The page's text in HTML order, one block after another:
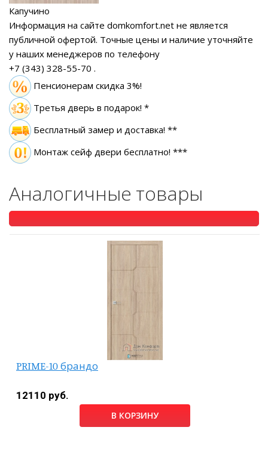
Капучино
Информация на сайте domkomfort.net не является
публичной офертой. Точные цены и наличие уточняйте
у наших менеджеров по телефону
+7 (343) 328-55-70 .
Пенсионерам скидка 3%!
Третья дверь в подарок! *
Бесплатный замер и доставка! **
Монтаж сейф двери бесплатно! ***
Аналогичные товары
PRIME-10 брандо
12110 руб.
В КОРЗИНУ